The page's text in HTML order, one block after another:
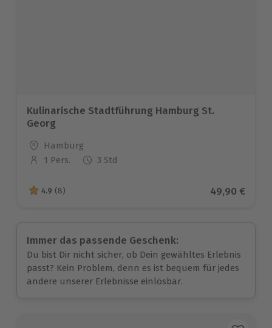
Kulinarische Stadtführung Hamburg St.
Georg
Standort
Hamburg
Anzahl der Teilnehmer
1 Pers. 3 Std
4.9 von 5 Sternen basierend auf 8 Bewertungen
4.9 (8) Aktueller
49,90 €
Immer das passende Geschenk:
Du bist Dir nicht sicher, ob Dein gewähltes Erlebnis
passt? Kein Problem, denn es ist bequem für jedes
andere unserer Erlebnisse einlösbar.